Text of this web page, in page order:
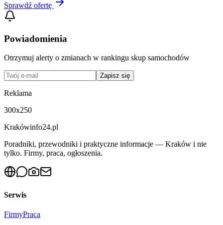
Sprawdź ofertę
Powiadomienia
Otrzymuj alerty o zmianach w rankingu skup samochodów
Zapisz się
Reklama
300x250
Krakówinfo24.pl
Poradniki, przewodniki i praktyczne informacje — Kraków i nie
tylko. Firmy, praca, ogłoszenia.
Serwis
FirmyPraca